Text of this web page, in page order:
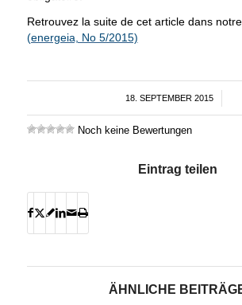
Retrouvez la suite de cet article dans
(energeia, No 5/2015)
18. SEPTEMBER 2015
/
Noch keine Bewertungen
Eintrag teilen
ÄHNLICHE